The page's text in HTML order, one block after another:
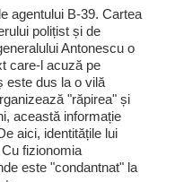
agentului B-39. Cartea
polițist și de
Antonescu o
care-l acuză pe
este dus la o vilă
"răpirea" și
această informație
aici, identitățile lui
fizionomia
este "condantnat" la